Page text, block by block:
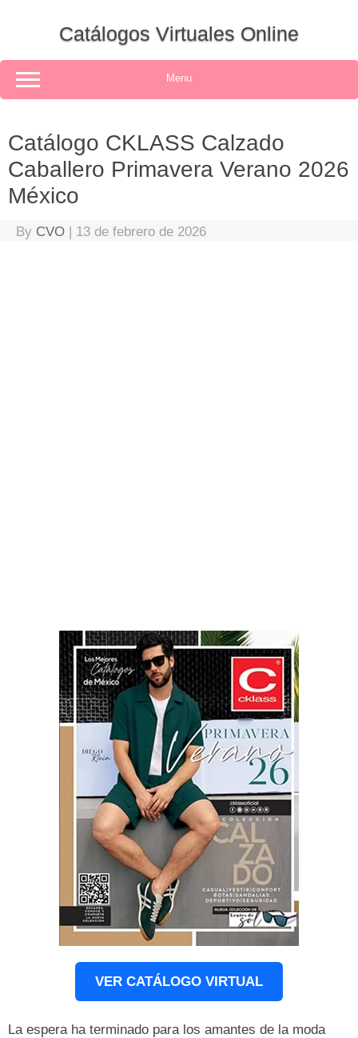
Catálogos Virtuales Online
Menu
Catálogo CKLASS Calzado
Caballero Primavera Verano 2026
México
By CVO | 13 de febrero de 2026
VER CATÁLOGO VIRTUAL
La espera ha terminado para los amantes de la moda